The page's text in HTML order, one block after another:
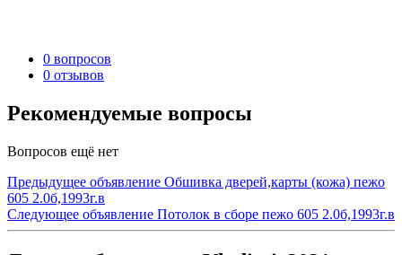
0 вопросов
0 отзывов
Рекомендуемые вопросы
Вопросов ещё нет
Предыдущее объявление Обшивка дверей,карты (кожа) пежо
605 2.0б,1993г.в
Следующее объявление Потолок в сборе пежо 605 2.0б,1993г.в